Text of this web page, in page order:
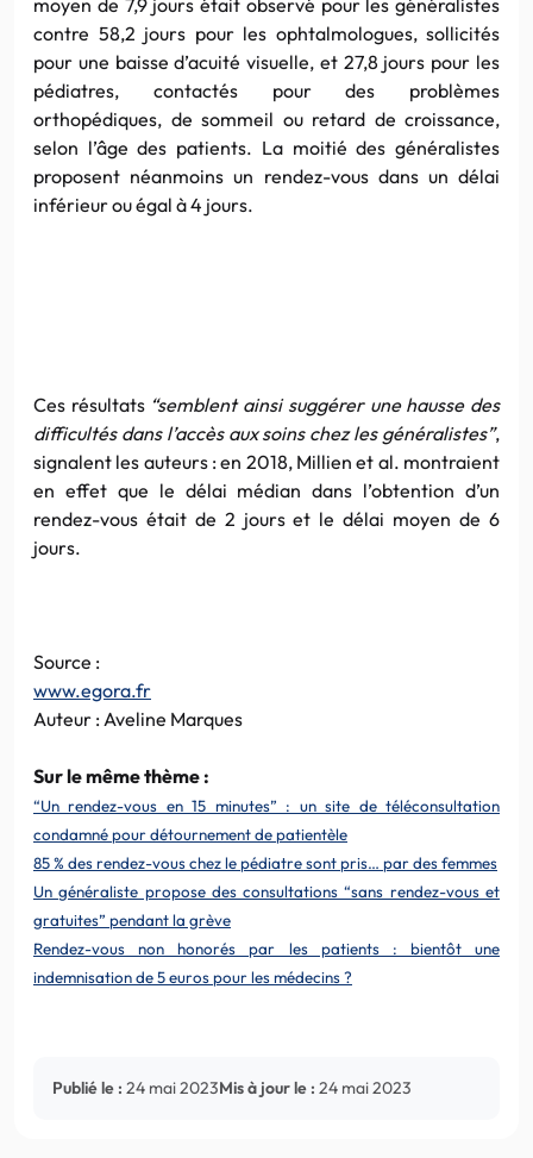
contre 58,2 jours pour les ophtalmologues, sollicités
pour une baisse d’acuité visuelle, et 27,8 jours pour les
pédiatres, contactés pour des problèmes
orthopédiques, de sommeil ou retard de croissance,
selon l’âge des patients. La moitié des généralistes
proposent néanmoins un rendez-vous dans un délai
inférieur ou égal à 4 jours.
Ces résultats “semblent ainsi suggérer une hausse des
difficultés dans l’accès aux soins chez les généralistes”,
signalent les auteurs : en 2018, Millien et al. montraient
en effet que le délai médian dans l’obtention d’un
rendez-vous était de 2 jours et le délai moyen de 6
jours.
Source :
www.egora.fr
Auteur : Aveline Marques
Sur le même thème :
“Un rendez-vous en 15 minutes” : un site de téléconsultation
condamné pour détournement de patientèle
85 % des rendez-vous chez le pédiatre sont pris… par des femmes
Un généraliste propose des consultations “sans rendez-vous et
gratuites” pendant la grève
Rendez-vous non honorés par les patients : bientôt une
indemnisation de 5 euros pour les médecins ?
Publié le : 24 mai 2023Mis à jour le : 24 mai 2023